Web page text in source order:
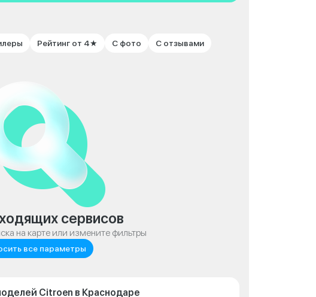
Рейтинг от 4★ С фото С отзывами
сервисов
на карте или измените фильтры
все параметры
Citroen в Краснодаре